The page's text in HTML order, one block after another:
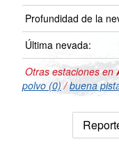
Profundidad de la
Última nevada:
Otras estaciones en
polvo (0) /buena